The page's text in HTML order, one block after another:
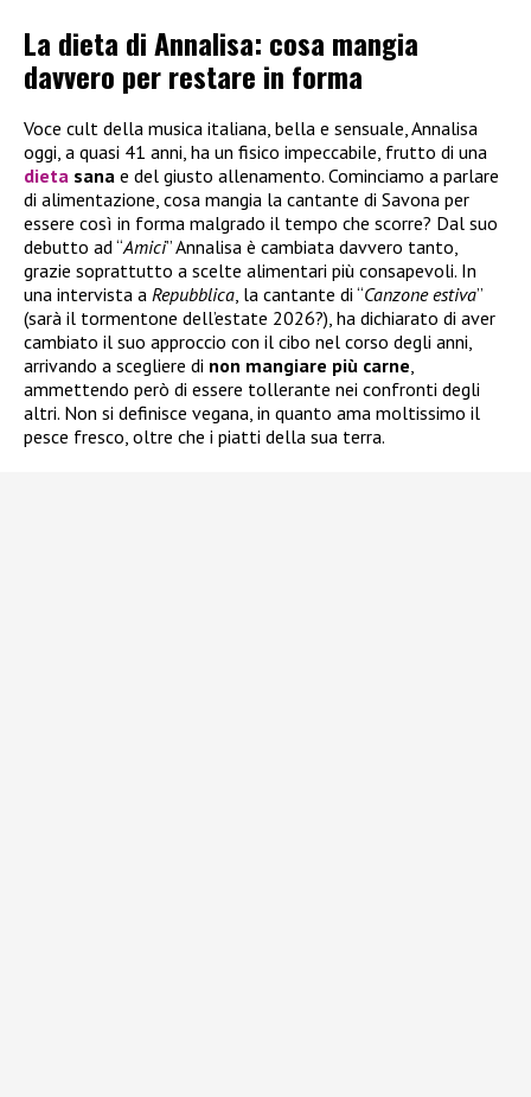
La dieta di Annalisa: cosa mangia
davvero per restare in forma
Voce cult della musica italiana, bella e sensuale, Annalisa
oggi, a quasi 41 anni, ha un fisico impeccabile, frutto di una
dieta sana e del giusto allenamento. Cominciamo a parlare
di alimentazione, cosa mangia la cantante di Savona per
essere così in forma malgrado il tempo che scorre? Dal suo
debutto ad “Amici” Annalisa è cambiata davvero tanto,
grazie soprattutto a scelte alimentari più consapevoli. In
una intervista a Repubblica, la cantante di “Canzone estiva”
(sarà il tormentone dell’estate 2026?), ha dichiarato di aver
cambiato il suo approccio con il cibo nel corso degli anni,
arrivando a scegliere di non mangiare più carne,
ammettendo però di essere tollerante nei confronti degli
altri. Non si definisce vegana, in quanto ama moltissimo il
pesce fresco, oltre che i piatti della sua terra.